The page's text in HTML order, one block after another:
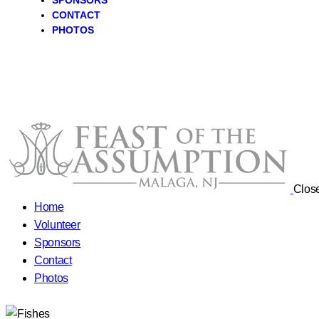
CONTACT
PHOTOS
Home
Volunteer
Sponsors
Contact
Photos